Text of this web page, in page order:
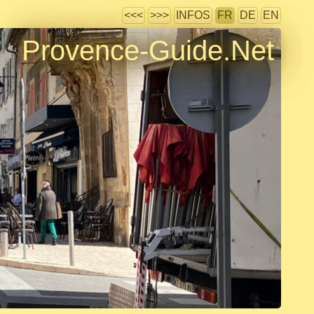
<<< >>> INFOS FR DE EN
Provence-Guide.Net